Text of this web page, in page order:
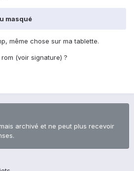
masqué
même chose sur ma tablette.
(voir signature) ?
archivé et ne peut plus recevoir